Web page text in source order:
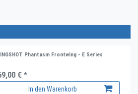
Phantasm Frontwing - E Series
€ *
In den Warenkorb